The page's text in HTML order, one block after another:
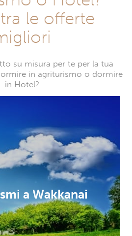
le offerte
su misura per te per la tua
in agriturismo o dormire
in Hotel?
a Wakkanai